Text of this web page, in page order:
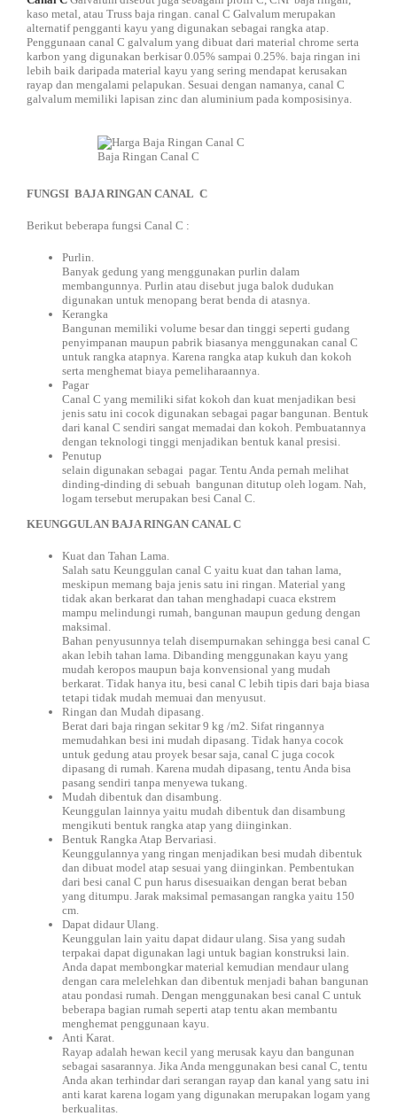
kaso metal, atau Truss baja ringan. canal C Galvalum merupakan
alternatif pengganti kayu yang digunakan sebagai rangka atap.
Penggunaan canal C galvalum yang dibuat dari material chrome serta
karbon yang digunakan berkisar 0.05% sampai 0.25%. baja ringan ini
lebih baik daripada material kayu yang sering mendapat kerusakan
rayap dan mengalami pelapukan. Sesuai dengan namanya, canal C
galvalum memiliki lapisan zinc dan aluminium pada komposisinya.
Baja Ringan Canal C
FUNGSI BAJA RINGAN CANAL C
Berikut beberapa fungsi Canal C :
Purlin.
Banyak gedung yang menggunakan purlin dalam
membangunnya. Purlin atau disebut juga balok dudukan
digunakan untuk menopang berat benda di atasnya.
Kerangka
Bangunan memiliki volume besar dan tinggi seperti gudang
penyimpanan maupun pabrik biasanya menggunakan canal C
untuk rangka atapnya. Karena rangka atap kukuh dan kokoh
serta menghemat biaya pemeliharaannya.
Pagar
Canal C yang memiliki sifat kokoh dan kuat menjadikan besi
jenis satu ini cocok digunakan sebagai pagar bangunan. Bentuk
dari kanal C sendiri sangat memadai dan kokoh. Pembuatannya
dengan teknologi tinggi menjadikan bentuk kanal presisi.
Penutup
selain digunakan sebagai pagar. Tentu Anda pernah melihat
dinding-dinding di sebuah bangunan ditutup oleh logam. Nah,
logam tersebut merupakan besi Canal C.
KEUNGGULAN BAJA RINGAN CANAL C
Kuat dan Tahan Lama.
Salah satu Keunggulan canal C yaitu kuat dan tahan lama,
meskipun memang baja jenis satu ini ringan. Material yang
tidak akan berkarat dan tahan menghadapi cuaca ekstrem
mampu melindungi rumah, bangunan maupun gedung dengan
maksimal.
Bahan penyusunnya telah disempurnakan sehingga besi canal C
akan lebih tahan lama. Dibanding menggunakan kayu yang
mudah keropos maupun baja konvensional yang mudah
berkarat. Tidak hanya itu, besi canal C lebih tipis dari baja biasa
tetapi tidak mudah memuai dan menyusut.
Ringan dan Mudah dipasang.
Berat dari baja ringan sekitar 9 kg /m2. Sifat ringannya
memudahkan besi ini mudah dipasang. Tidak hanya cocok
untuk gedung atau proyek besar saja, canal C juga cocok
dipasang di rumah. Karena mudah dipasang, tentu Anda bisa
pasang sendiri tanpa menyewa tukang.
Mudah dibentuk dan disambung.
Keunggulan lainnya yaitu mudah dibentuk dan disambung
mengikuti bentuk rangka atap yang diinginkan.
Bentuk Rangka Atap Bervariasi.
Keunggulannya yang ringan menjadikan besi mudah dibentuk
dan dibuat model atap sesuai yang diinginkan. Pembentukan
dari besi canal C pun harus disesuaikan dengan berat beban
yang ditumpu. Jarak maksimal pemasangan rangka yaitu 150
cm.
Dapat didaur Ulang.
Keunggulan lain yaitu dapat didaur ulang. Sisa yang sudah
terpakai dapat digunakan lagi untuk bagian konstruksi lain.
Anda dapat membongkar material kemudian mendaur ulang
dengan cara melelehkan dan dibentuk menjadi bahan bangunan
atau pondasi rumah. Dengan menggunakan besi canal C untuk
beberapa bagian rumah seperti atap tentu akan membantu
menghemat penggunaan kayu.
Anti Karat.
Rayap adalah hewan kecil yang merusak kayu dan bangunan
sebagai sasarannya. Jika Anda menggunakan besi canal C, tentu
Anda akan terhindar dari serangan rayap dan kanal yang satu ini
anti karat karena logam yang digunakan merupakan logam yang
berkualitas.